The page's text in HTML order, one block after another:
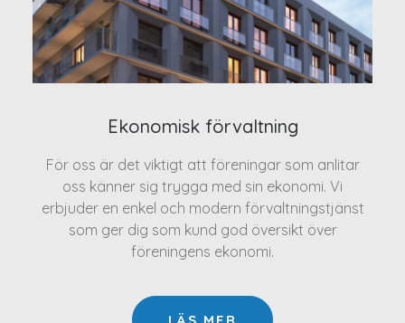
Ekonomisk förvaltning
För oss är det viktigt att föreningar som anlitar
oss känner sig trygga med sin ekonomi. Vi
erbjuder en enkel och modern förvaltningstjänst
som ger dig som kund god översikt över
föreningens ekonomi.